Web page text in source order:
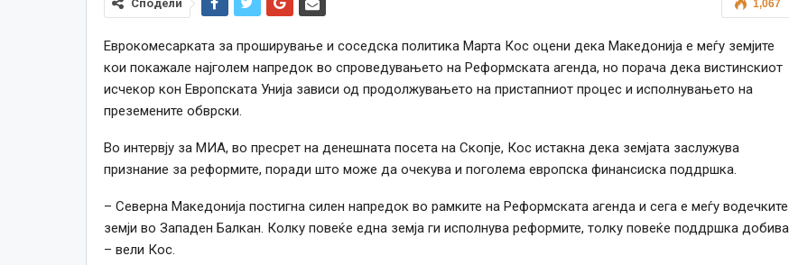
1,067
Сподели
Еврокомесарката за проширување и соседска политика Марта Кос оцени дека Македонија е меѓу земјите
кои покажале најголем напредок во спроведувањето на Реформската агенда, но порача дека вистинскиот
исчекор кон Европската Унија зависи од продолжувањето на пристапниот процес и исполнувањето на
преземените обврски.
Во интервју за МИА, во пресрет на денешната посета на Скопје, Кос истакна дека земјата заслужува
признание за реформите, поради што може да очекува и поголема европска финансиска поддршка.
– Северна Македонија постигна силен напредок во рамките на Реформската агенда и сега е меѓу водечките
земји во Западен Балкан. Колку повеќе една земја ги исполнува реформите, толку повеќе поддршка добива
– вели Кос.